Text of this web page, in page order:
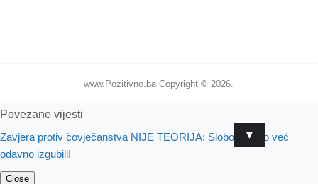
www.Pozitivno.ba Copyright © 2026.
▼
Povezane vijesti
Zavjera protiv čovječanstva NIJE TEORIJA: Slobodu smo već
odavno izgubili!
Close